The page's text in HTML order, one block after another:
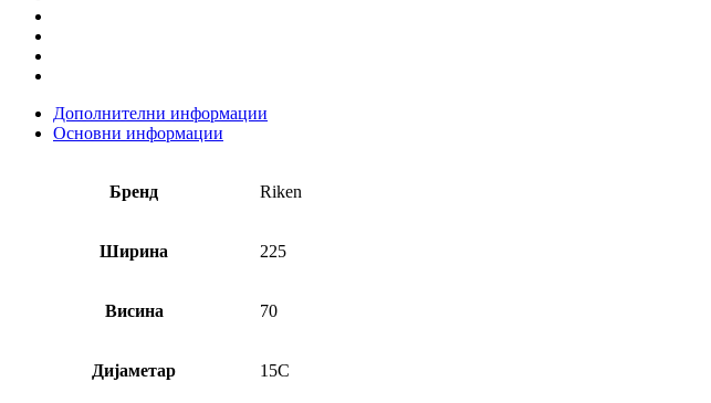
количина
Дополнителни информации
Основни информации
Бренд Riken
Ширина 225
Висина 70
Дијаметар 15C